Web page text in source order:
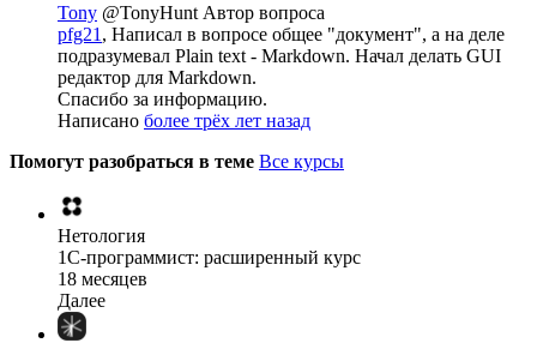
Tony @TonyHunt Автор вопроса
pfg21 , Написал в вопросе общее "документ", а на деле
подразумевал Plain text - Markdown. Начал делать GUI
редактор для Markdown.
Спасибо за информацию.
Написано более трёх лет назад
Помогут разобраться в теме Все курсы
Нетология
1C-программист: расширенный курс
18 месяцев
Далее